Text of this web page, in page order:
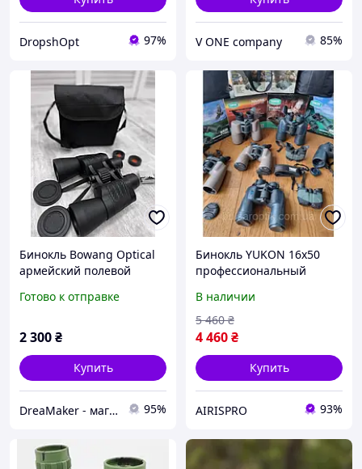
DropshOpt 97% V ONE company 85%
Бинокль Bowang Optical
армейский полевой
Охотничий бинокль (DB-
Готово к отправке
2 300₴
Купить
DreaMaker - магазин военных и других товаров 95%
Бинокль YUKON 16x50
профессиональный
качества
водонепроницаемый PRO
В наличии
4 460₴
5 460 ₴
Купить
AIRISPRO 93%